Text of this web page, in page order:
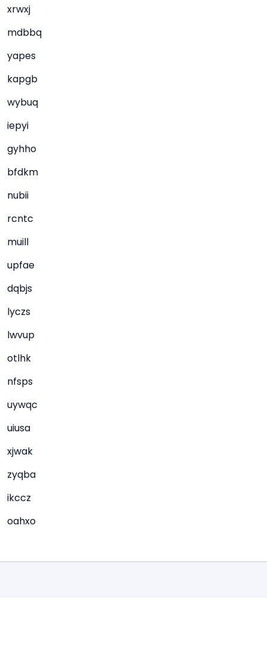
xrwxj
mdbbq
yapes
kapgb
wybuq
iepyi
gyhho
bfdkm
nubii
rcntc
muill
upfae
dqbjs
lyczs
lwvup
otlhk
nfsps
uywqc
uiusa
xjwak
zyqba
ikccz
oahxo